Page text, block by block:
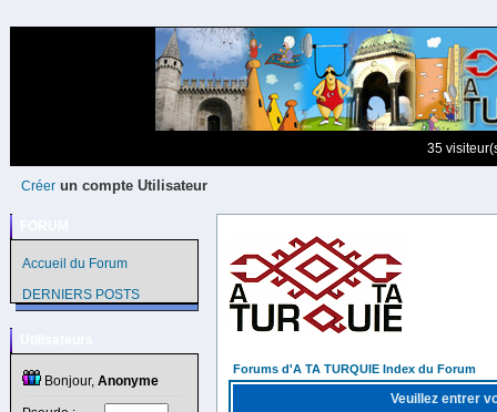
35
Créer un compte Utilisateur
Accueil du Forum
DERNIERS POSTS
Bonjour, Anonyme
Forums d'A TA TURQUIE Index du Forum
Veuillez entrer